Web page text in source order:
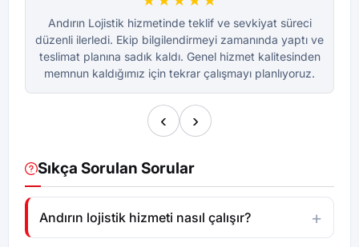
Andırın Lojistik hizmetinde teklif ve sevkiyat süreci
düzenli ilerledi. Ekip bilgilendirmeyi zamanında yaptı ve
teslimat planına sadık kaldı. Genel hizmet kalitesinden
memnun kaldığımız için tekrar çalışmayı planlıyoruz.
‹ ›
Sıkça Sorulan Sorular
Andırın lojistik hizmeti nasıl çalışır?